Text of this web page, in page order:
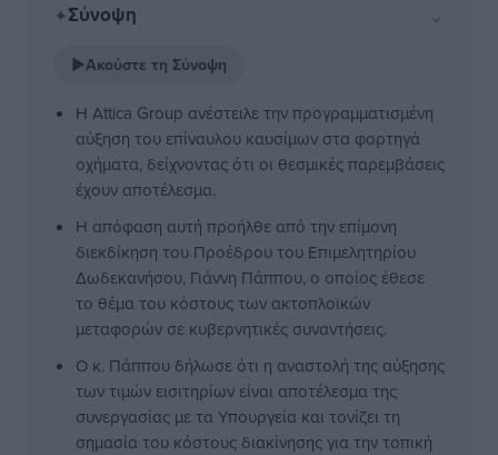
✦Σύνοψη ⌄
▶Ακούστε τη Σύνοψη
Η Attica Group ανέστειλε την προγραμματισμένη
αύξηση του επίναυλου καυσίμων στα φορτηγά
οχήματα, δείχνοντας ότι οι θεσμικές παρεμβάσεις
έχουν αποτέλεσμα.
Η απόφαση αυτή προήλθε από την επίμονη
διεκδίκηση του Προέδρου του Επιμελητηρίου
Δωδεκανήσου, Γιάννη Πάππου, ο οποίος έθεσε
το θέμα του κόστους των ακτοπλοϊκών
μεταφορών σε κυβερνητικές συναντήσεις.
Ο κ. Πάππου δήλωσε ότι η αναστολή της αύξησης
των τιμών εισιτηρίων είναι αποτέλεσμα της
συνεργασίας με τα Υπουργεία και τονίζει τη
σημασία του κόστους διακίνησης για την τοπική